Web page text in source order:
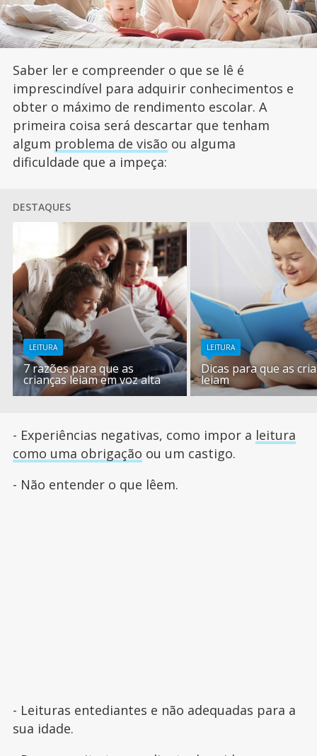
Saber ler e compreender o que se lê é
imprescindível para adquirir conhecimentos e
obter o máximo de rendimento escolar. A
primeira coisa será descartar que tenham
algum problema de visão ou alguma
dificuldade que a impeça:
DESTAQUES
LEITURA
7 razões para que as
crianças leiam em voz alta
LEITURA
Dicas para que as
leiam
- Experiências negativas, como impor a leitura
como uma obrigação ou um castigo.
- Não entender o que lêem.
- Leituras entediantes e não adequadas para a
sua idade.